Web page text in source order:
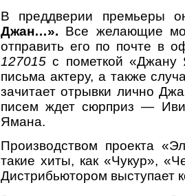
В преддверии премьеры
Джан…». Все желающие
отправить его по почте в
127015 с пометкой «Джану
письма актеру, а также
зачитает отрывки лично
писем ждет сюрприз —
Ямана.
Производством проекта
такие хиты, как «Чукур»,
Дистрибьютором выступает